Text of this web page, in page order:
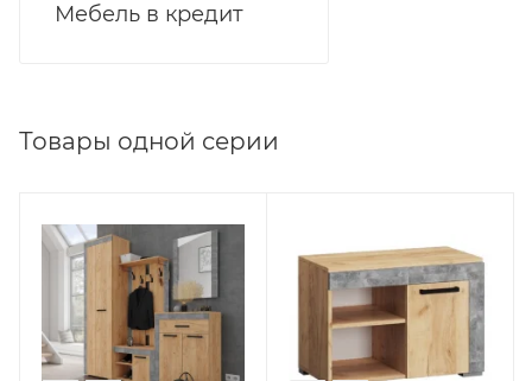
Мебель в кредит
Товары одной серии